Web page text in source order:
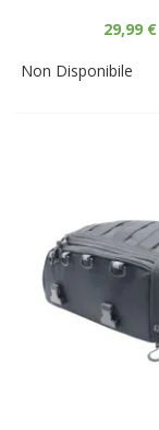
29,99 €
Non Disponibile